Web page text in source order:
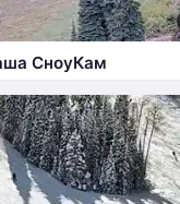
СноуКам